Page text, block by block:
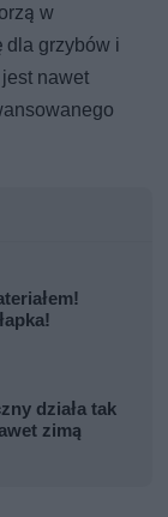
w
dla grzybów i
nawet
działa tak
zimą